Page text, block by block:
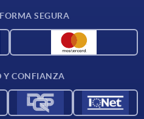
SEGURA
Y CONFIANZA